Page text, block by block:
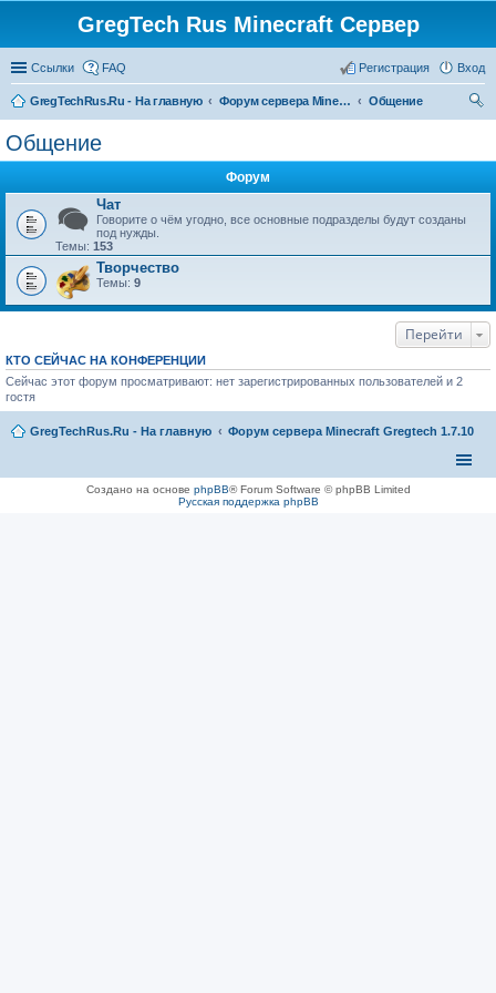
GregTech Rus Minecraft Сервер
Ссылки FAQ Вход
Регистрация
GregTechRus.Ru - На главную Форум сервера Minecraft Gregtech 1.7.10
Общение
Общение
Форум
Чат
Говорите о чём угодно, все основные подразделы будут созданы
под нужды.
Темы: 153
Творчество
Темы: 9
Перейти
КТО СЕЙЧАС НА КОНФЕРЕНЦИИ
Сейчас этот форум просматривают: нет зарегистрированных пользователей и 2
гостя
GregTechRus.Ru - На главную Форум сервера Minecraft Gregtech 1.7.10
Создано на основе phpBB® Forum Software © phpBB Limited
Русская поддержка phpBB